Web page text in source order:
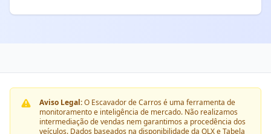
Aviso Legal:O Escavador de Carros é uma ferramenta de
monitoramento e inteligência de mercado. Não realizamos
intermediação de vendas nem garantimos a procedência dos
veículos. Dados baseados na disponibilidade da OLX e Tabela